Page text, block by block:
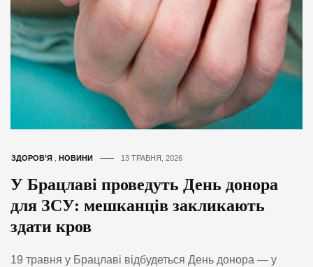
ЗДОРОВ’Я НОВИНИ 13 ТРАВНЯ, 2026
У Брацлаві проведуть День донора
для ЗСУ: мешканців закликають
здати кров
19 травня у Брацлаві відбудеться День донора — у